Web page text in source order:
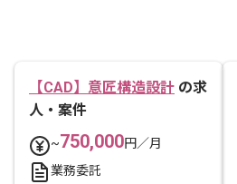
【CAD】意匠構造設計 の求
人・案件
~750,000円／月
業務委託